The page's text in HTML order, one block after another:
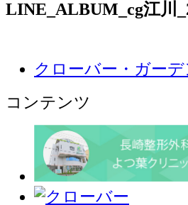
LINE_ALBUM_cg江川
クローバー・ガーデ
コンテンツ